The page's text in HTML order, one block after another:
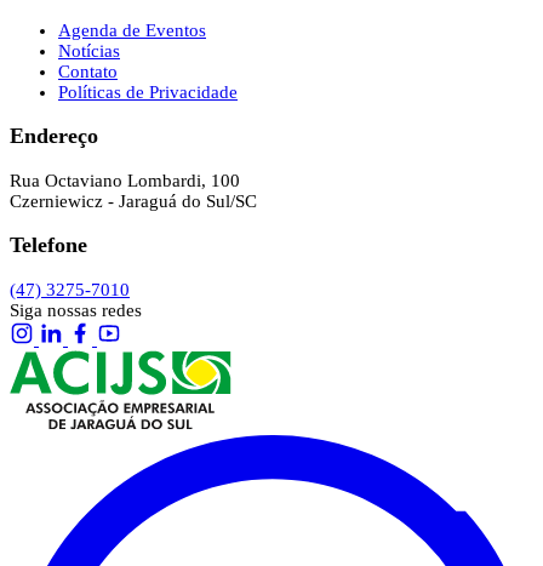
Agenda de Eventos
Notícias
Contato
Políticas de Privacidade
Endereço
Rua Octaviano Lombardi, 100
Czerniewicz - Jaraguá do Sul/SC
Telefone
(47) 3275-7010
Siga nossas redes